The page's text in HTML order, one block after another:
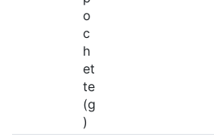
o
c
h
et
te
(g
)